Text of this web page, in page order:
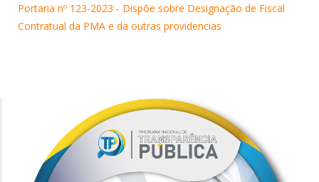
Portaria nº 123-2023 - Dispõe sobre Designação de Fiscal
Contratual da PMA e da outras providencias